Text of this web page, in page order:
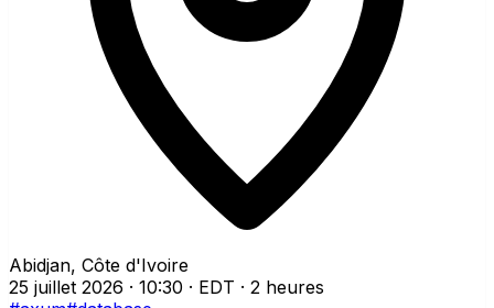
Abidjan, Côte d'Ivoire
25 juillet 2026 · 10:30 · EDT · 2 heures